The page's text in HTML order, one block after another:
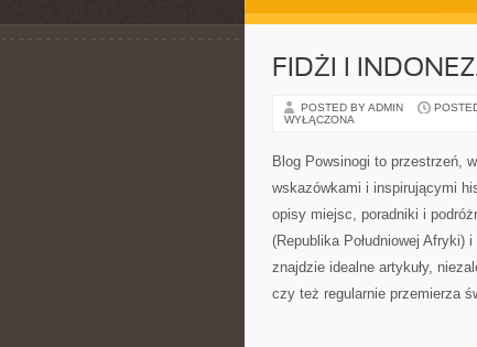
FIDŻI I
POSTED BY ADMIN
WYŁĄCZONA
Blog Powsinogi to przestrzeń,
wskazówkami i inspirującymi
opisy miejsc, poradniki i
(Republika Południowej Afryki) i
znajdzie idealne artykuły,
czy też regularnie przemierza